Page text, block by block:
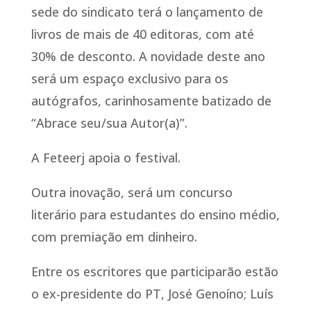
sede do sindicato terá o lançamento de
livros de mais de 40 editoras, com até
30% de desconto. A novidade deste ano
será um espaço exclusivo para os
autógrafos, carinhosamente batizado de
“Abrace seu/sua Autor(a)”.
A Feteerj apoia o festival.
Outra inovação, será um concurso
literário para estudantes do ensino médio,
com premiação em dinheiro.
Entre os escritores que participarão estão
o ex-presidente do PT, José Genoíno; Luís